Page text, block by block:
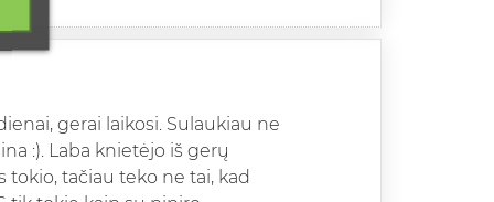
gerai laikosi. Sulaukiau ne
:). Laba knietėjo iš gerų
tokio, tačiau teko ne tai, kad